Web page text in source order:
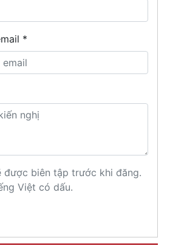
*
được biên tập trước khi đăng.
Việt có dấu.